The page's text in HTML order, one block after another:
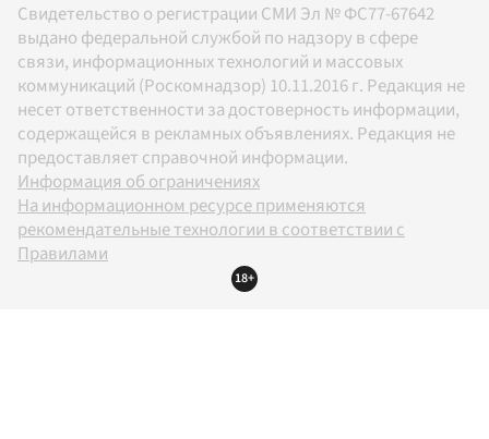
Свидетельство о регистрации СМИ Эл № ФС77-67642
выдано федеральной службой по надзору в сфере
связи, информационных технологий и массовых
коммуникаций (Роскомнадзор) 10.11.2016 г. Редакция не
несет ответственности за достоверность информации,
содержащейся в рекламных объявлениях. Редакция не
предоставляет справочной информации.
Информация об ограничениях
На информационном ресурсе применяются
рекомендательные технологии в соответствии с
Правилами
18+